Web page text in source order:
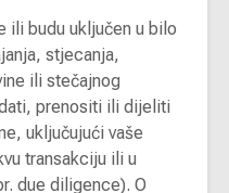
ili budu uključen u bilo
stjecanja,
ili stečajnog
prenositi ili dijeliti
uključujući vaše
transakciju ili u
due diligence). O